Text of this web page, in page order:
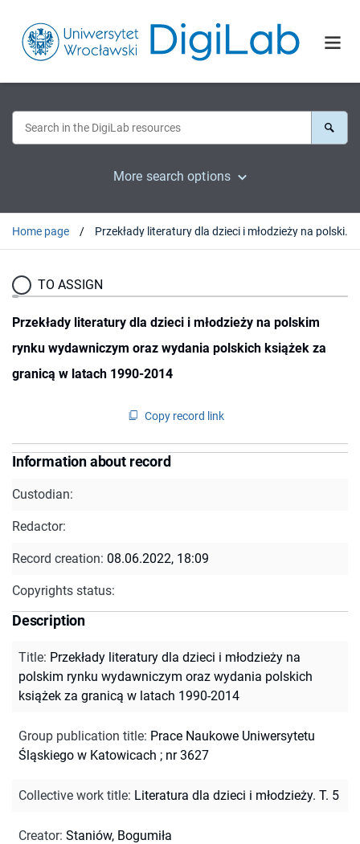
More search options
Home page Przekłady literatury dla dzieci i młodzieży na polskim rynku wydawniczym oraz wydania polskich książek za granicą w latach 1990-2014
TO ASSIGN
Przekłady literatury dla dzieci i młodzieży na polskim
rynku wydawniczym oraz wydania polskich książek za
granicą w latach 1990-2014
Copy record link
Information about record
Custodian:
Redactor:
Record creation: 08.06.2022, 18:09
Copyrights status:
Description
Title: Przekłady literatury dla dzieci i młodzieży na
polskim rynku wydawniczym oraz wydania polskich
książek za granicą w latach 1990-2014
Group publication title: Prace Naukowe Uniwersytetu
Śląskiego w Katowicach ; nr 3627
Collective work title: Literatura dla dzieci i młodzieży. T. 5
Creator: Staniów, Bogumiła